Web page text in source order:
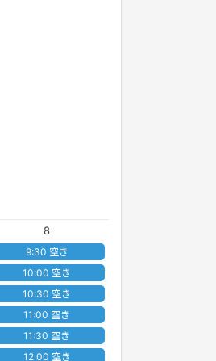
8
9:30 空き
10:00 空き
10:30 空き
11:00 空き
11:30 空き
12:00 空き